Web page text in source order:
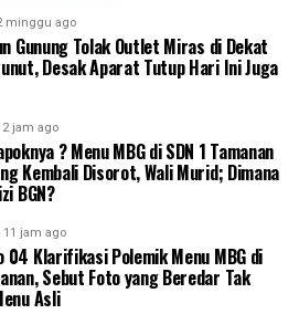
minggu ago
Gunung Tolak Outlet Miras di Dekat
Desak Aparat Tutup Hari Ini Juga
jam ago
? Menu MBG di SDN 1 Tamanan
Kembali Disorot, Wali Murid; Dimana
BGN?
11 jam ago
04 Klarifikasi Polemik Menu MBG di
Sebut Foto yang Beredar Tak
Asli